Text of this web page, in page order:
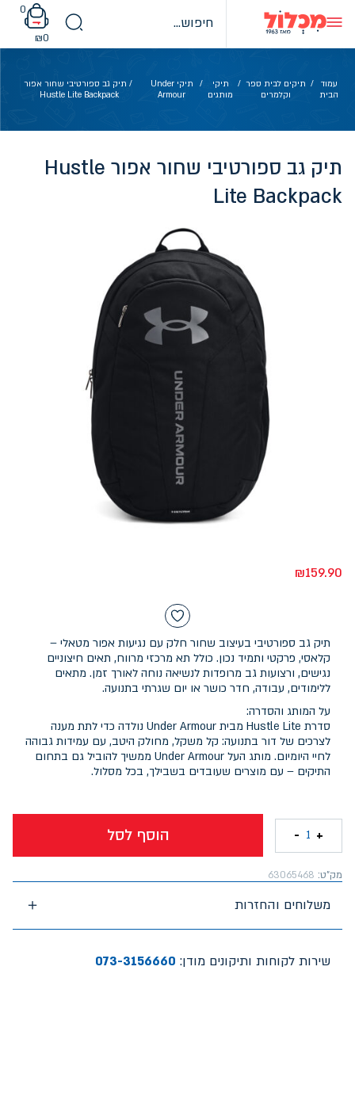
content
0
₪0
עמוד
הבית
/ תיקים לבית ספר
וקלמרים
/
תיקי
מותגים
/
תיקי Under
Armour
/ תיק גב ספורטיבי שחור אפור
Hustle Lite Backpack
תיק גב ספורטיבי שחור אפור Hustle
Lite Backpack
₪159.90
תיק גב ספורטיבי בעיצוב שחור חלק עם נגיעות אפור מטאלי –
קלאסי, פרקטי ותמיד נכון. כולל תא מרכזי מרווח, תאים חיצוניים
נגישים, ורצועות גב מרופדות לנשיאה נוחה לאורך זמן. מתאים
ללימודים, עבודה, חדר כושר או יום שגרתי בתנועה.
על המותג והסדרה:
סדרת Hustle Lite מבית Under Armour נולדה כדי לתת מענה
לצרכים של דור בתנועה: קל משקל, מחולק היטב, עם עמידות גבוהה
לחיי היומיום. מותג העל Under Armour ממשיך להוביל גם בתחום
התיקים – עם מוצרים שעובדים בשבילך, בכל מסלול.
הוסף לסל +
1
-
מק"ט: 63065468
משלוחים והחזרות
שירות לקוחות ותיקונים מודן: 073-3156660